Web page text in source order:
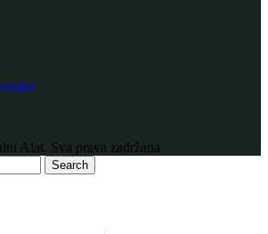
Alat. Sva prava zadržana
Search